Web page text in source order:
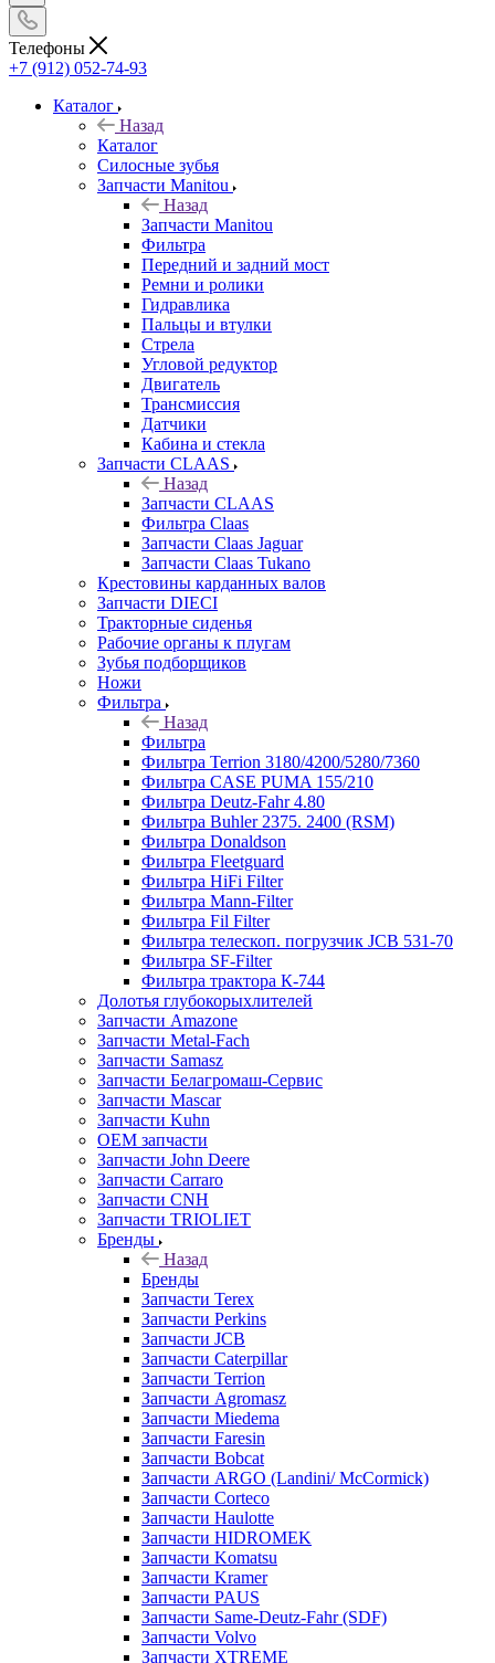
Телефоны
+7 (912) 052-74-93
Каталог
Назад
Каталог
Cилосные зубья
Запчасти Manitou
Назад
Запчасти Manitou
Фильтра
Передний и задний мост
Ремни и ролики
Гидравлика
Пальцы и втулки
Стрела
Угловой редуктор
Двигатель
Трансмиссия
Датчики
Кабина и стекла
Запчасти CLAAS
Назад
Запчасти CLAAS
Фильтра Claas
Запчасти Claas Jaguar
Запчасти Claas Tukano
Крестовины карданных валов
Запчасти DIECI
Тракторные сиденья
Рабочие органы к плугам
Зубья подборщиков
Ножи
Фильтра
Назад
Фильтра
Фильтра Terrion 3180/4200/5280/7360
Фильтра CASE PUMA 155/210
Фильтра Deutz-Fahr 4.80
Фильтра Buhler 2375. 2400 (RSM)
Фильтра Donaldson
Фильтра Fleetguard
Фильтра HiFi Filter
Фильтра Mann-Filter
Фильтра Fil Filter
Фильтра телескоп. погрузчик JCB 531-70
Фильтра SF-Filter
Фильтра трактора К-744
Долотья глубокорыхлителей
Запчасти Amazone
Запчасти Metal-Fach
Запчасти Samasz
Запчасти Белагромаш-Сервис
Запчасти Mascar
Запчасти Kuhn
OEM запчасти
Запчасти John Deere
Запчасти Carraro
Запчасти CNH
Запчасти TRIOLIET
Бренды
Назад
Бренды
Запчасти Terex
Запчасти Perkins
Запчасти JCB
Запчасти Caterpillar
Запчасти Terrion
Запчасти Agromasz
Запчасти Miedema
Запчасти Faresin
Запчасти Bobcat
Запчасти ARGO (Landini/ McCormick)
Запчасти Corteco
Запчасти Haulotte
Запчасти HIDROMEK
Запчасти Komatsu
Запчасти Kramer
Запчасти PAUS
Запчасти Same-Deutz-Fahr (SDF)
Запчасти Volvo
Запчасти XTREME